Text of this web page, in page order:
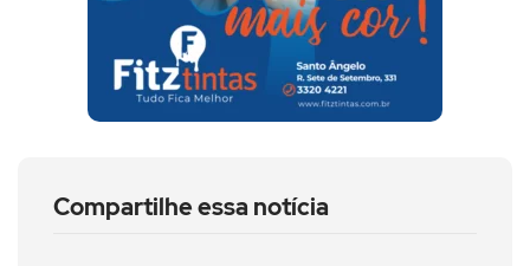
Compartilhe essa notícia